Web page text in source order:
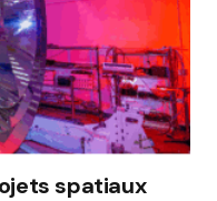
spatiaux